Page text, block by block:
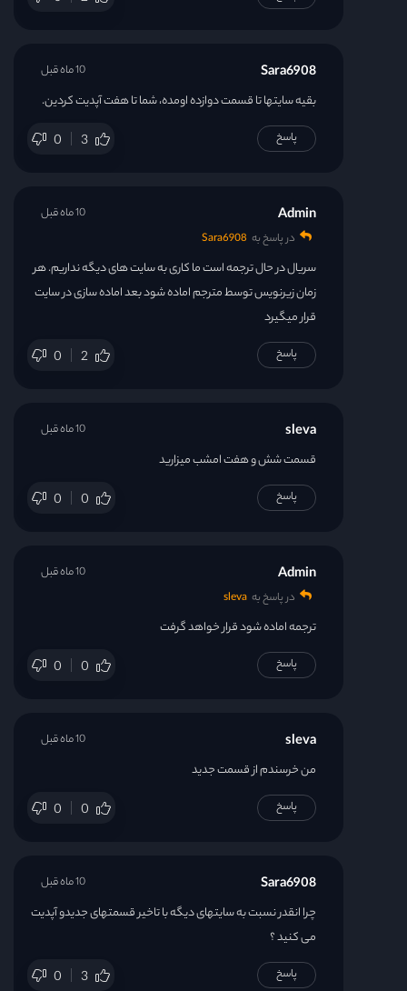
Sara6908
بقیه سایتها تا قسمت دوازده اومده، شما تا هفت آپدیت کردین.
0 3
10 ماه قبل
پاسخ
Admin
در پاسخ به Sara6908
سریال در حال ترجمه است ما کاری به سایت های دیگه نداریم. هر
زمان زیرنویس توسط مترجم اماده شود بعد اماده سازی در سایت
قرار میگیرد
0 2
10 ماه قبل
پاسخ
sleva
قسمت شش و هفت امشب میزارید
0 0
10 ماه قبل
پاسخ
Admin
در پاسخ به sleva
ترجمه اماده شود قرار خواهد گرفت
0 0
10 ماه قبل
پاسخ
sleva
من خرسندم از قسمت جدید
0 0
10 ماه قبل
پاسخ
Sara6908
چرا انقدر نسبت به سایتهای دیگه با تاخیر قسمتهای جدیدو آپدیت
می کنید ؟
0 3
10 ماه قبل
پاسخ